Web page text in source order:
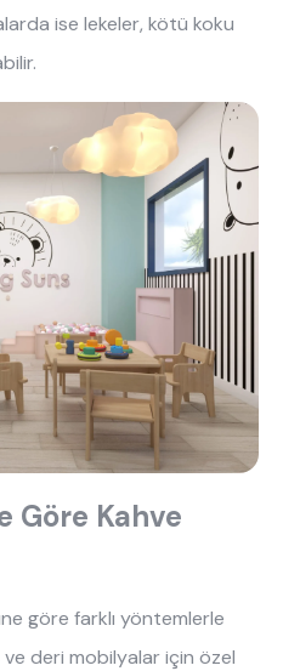
ise lekeler, kötü koku
Göre Kahve
göre farklı yöntemlerle
ve deri mobilyalar için özel